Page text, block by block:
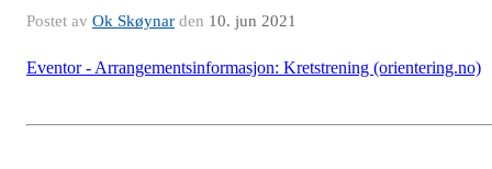
Postet av Ok Skøynar den 10. jun 2021
Eventor - Arrangementsinformasjon: Kretstrening (orientering.no)